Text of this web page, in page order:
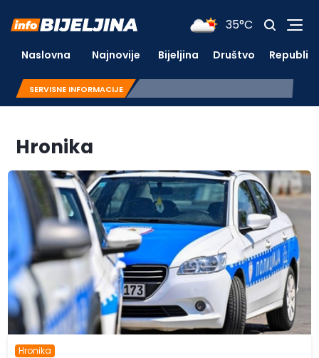
35°C
Naslovna Najnovije Bijeljina Društvo
SERVISNE INFORMACIJE
Hronika
Hronika